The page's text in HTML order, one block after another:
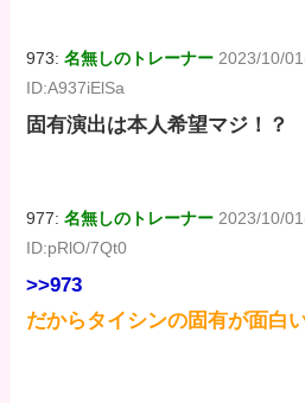
973:名無しのトレーナー 2023/10/
ID:A937iElSa
固有演出は本人希望マジ！？
977:名無しのトレーナー 2023/10/
ID:pRlO/7Qt0
>>973
だからタイシンの固有が面白